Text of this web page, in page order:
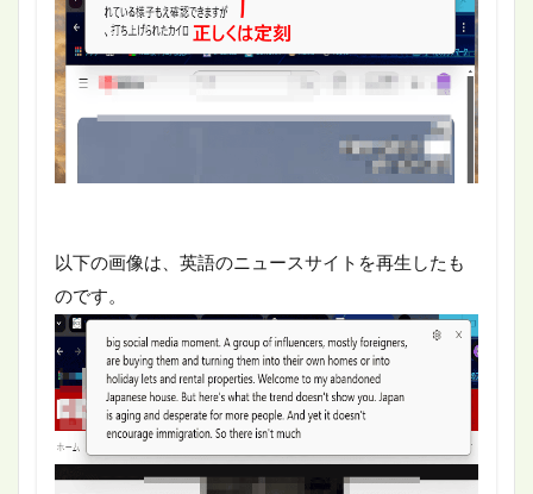
以下の画像は、英語のニュースサイトを再生したも
のです。